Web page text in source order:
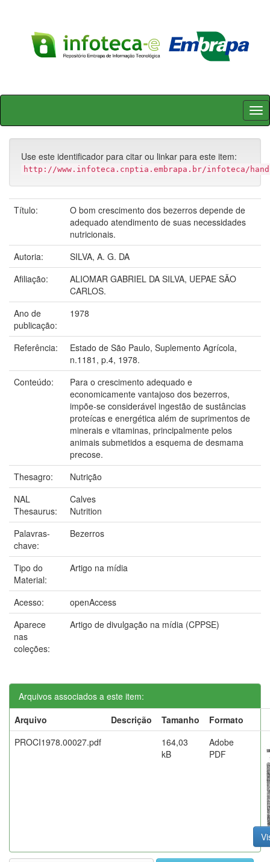
Skip
Use este identificador para citar ou linkar para este item:
http://www.infoteca.cnptia.embrapa.br/infoteca/
Título:
O bom crescimento dos bezerros depende de
adequado atendimento de suas necessidades
nutricionais.
Autoria:
SILVA, A. G. DA
Afiliação:
ALIOMAR GABRIEL DA SILVA, UEPAE SÃO
CARLOS.
Ano de
publicação:
1978
Referência:
Estado de São Paulo, Suplemento Agrícola,
n.1181, p.4, 1978.
Conteúdo:
Para o crescimento adequado e
economicamente vantajoso dos bezerros,
impõe-se considerável ingestão de sustâncias
proteícas e energética além de suprimentos de
minerais e vitaminas, principalmente pelos
animais submetidos a esquema de desmama
precose.
Thesagro:
Nutrição
NAL
Thesaurus:
Calves
Nutrition
Palavras-
chave:
Bezerros
Tipo do
Material:
Artigo na mídia
Acesso:
openAccess
Aparece
nas
coleções:
Artigo de divulgação na mídia (CPPSE)
Arquivos associados a este item:
Arquivo
Descrição Tamanho
Formato
PROCI1978.00027.pdf
164,03
kB
Adobe
PDF